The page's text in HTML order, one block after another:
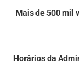
Mais de 500 mil
Horários da